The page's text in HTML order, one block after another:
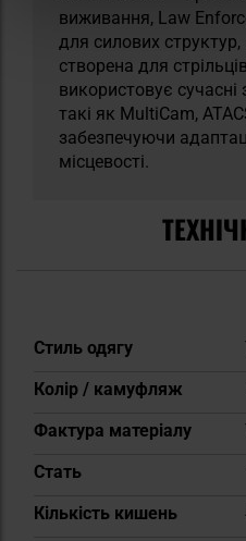
виживання, Law
для силових
створена для
використовує
такі як MultiCam,
забезпечуючи
місцевості.
Докладніше
Стиль одягу
Колір / камуфляж
Фактура матеріалу
Cтать
Кількість кишень